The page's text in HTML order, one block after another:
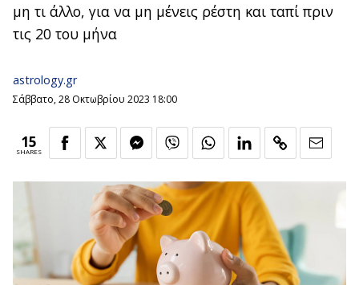
μη τι άλλο, για να μη μένεις ρέστη και ταπί πριν
τις 20 του μήνα
astrology.gr
Σάββατο, 28 Οκτωβρίου 2023 18:00
15
SHARES